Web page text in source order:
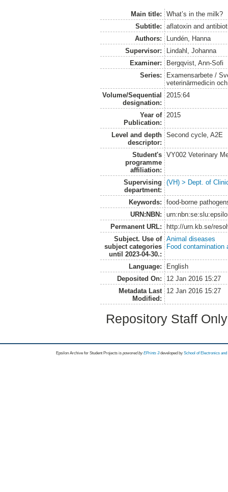
Main title:
What’s in the milk?
Subtitle:
aflatoxin and
Authors:
Lundén, Hanna
Supervisor:
Lindahl, Johanna
Examiner:
Bergqvist, Ann-Sofi
Series:
Examensarbete /
veterinärmedicin
Volume/Sequential
designation:
2015:64
Year of
Publication:
2015
Level and depth
descriptor:
Second cycle, A2E
Student's
programme
affiliation:
VY002 Veterinary
Supervising
department:
(VH) > Dept. of
Keywords:
food-borne
URN:NBN:
Permanent URL:
http://urn.kb.se/
Subject. Use of
subject categories
until 2023-04-30.:
Animal diseases
Food contamination
Language:
English
Deposited On:
12 Jan 2016 15:27
Metadata Last
Modified:
12 Jan 2016 15:27
Repository Staff
Epsilon Archive for Student Projects is powored byEPrints 3 developed by School of Electronics